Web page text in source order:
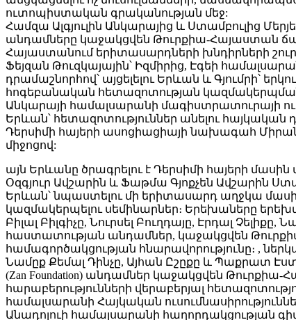
ուտոպիստական ​​գրականության մեջ:
Համզա Ալգյուլին Անկարայից և Ստամբուլից
անդամները կաջակցվեն Թուրքիա-Հայաստան
Հայաստանում երիտասարդների խնդիրների
Ֆեյզան Թուզկայային՝ Իզմիրից, Էգեի
դրամաշնորհով՝ այցելելու Երևան և Գյումրի՝
հոգեբանական հետազոտության
Անկարայի համալսարանի մագիստրատուրայի
Երևան՝ հետազոտություններ անելու
Դերսիմի հայերի ասոցիացիայի նախագահ
միջոցով:
այն Երևանը ծրագրելու է Դերսիմի հայերի
Օզգյուր Ավշարին և Ֆաթմա Գյոքչեն Ավշարին
Երևան՝ նպաստելու մի երիտասարդ աղջկա
կազմակերպելու սեմինարներ։ Երեխաները
Բիլալ Բիլգիչը, Նուրսել Բուղդայը, Էրդալ
հաստատության անդամներ, կաջակցվեն
համագործակցության հնարավորությունը։ ,
Նամըք Քեմալ Դինչը, Այհան Ըշըքը և Պաքրատ
(Zan Foundation) անդամներ կաջակցվեն
հարաբերությունների վերաբերյալ
համալսարանի Հայկական
Անադոլուի համալսարանի հաղորդակցության